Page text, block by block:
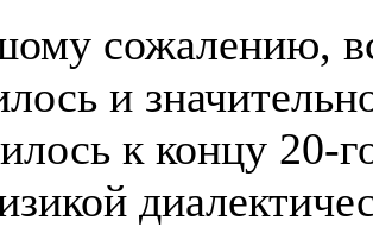
сожалению,
и
к концу 20-